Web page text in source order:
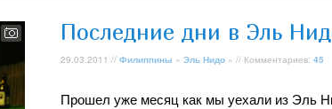
Последние дни в Эль
29.03.2011 // Филиппины » Эль Нидо » // Комментариев: 45
Прошел уже месяц как мы уехали из Эль